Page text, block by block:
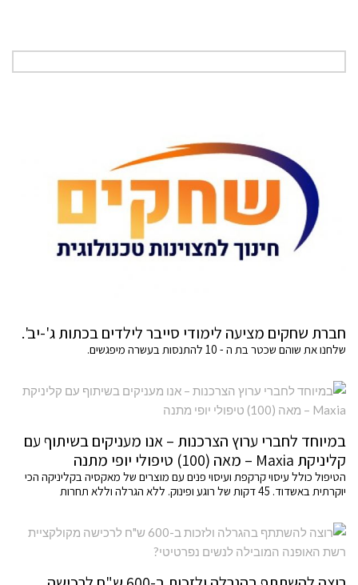
חברת שחקים מציעה לימודי סייבר לילדים בכתות ג'-יב'.
שלחנו את שוהם שכטר בת ה - 10 להתנסות בעשרה מיפגשים.
במיוחד לחברי ערוץ הצרכנות – אנו מעניקים בשיתוף עם
קליניקת Maxia – מאה (100) טיפולי יופי מתנה
הטיפול כולל עיסוי קרקפת ועיסוי פנים עם מוצרים של מאקסיה בקליניקה הכי
יוקרתית באשדוד. 45 דקות של רוגע ופינוק. ללא הגרלה וללא תחרות